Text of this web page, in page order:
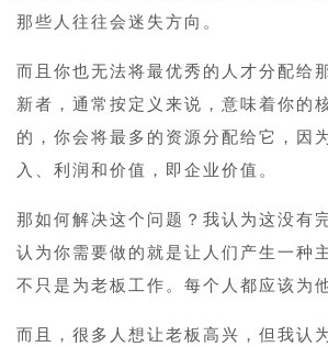
那些人往往会迷失方向。
而且你也无法将最优秀的人才分配给
新者，通常按定义来说，意味着你的
的，你会将最多的资源分配给它，因
入、利润和价值，即企业价值。
那如何解决这个问题？我认为这没有
认为你需要做的就是让人们产生一种
不只是为老板工作。每个人都应该为
而且，很多人想让老板高兴，但我认